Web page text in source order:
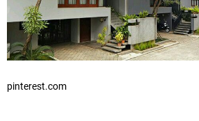
pinterest.com